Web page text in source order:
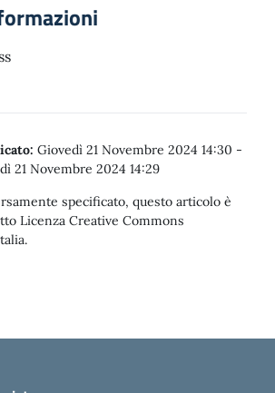
Giovedì 21 Novembre 2024 14:30 -
21 Novembre 2024 14:29
specificato, questo articolo è
Licenza Creative Commons